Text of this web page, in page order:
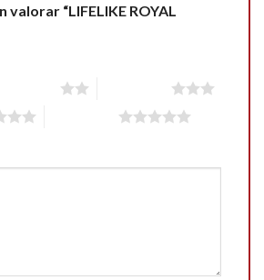
valorar “LIFELIKE ROYAL